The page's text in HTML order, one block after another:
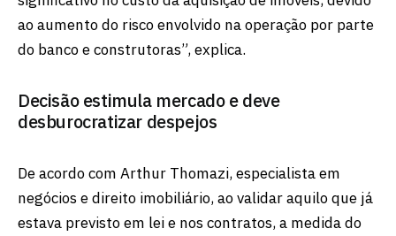
ao aumento do risco envolvido na operação por parte
do banco e construtoras”, explica.
Decisão estimula mercado e deve
desburocratizar despejos
De acordo com Arthur Thomazi, especialista em
negócios e direito imobiliário, ao validar aquilo que já
estava previsto em lei e nos contratos, a medida do